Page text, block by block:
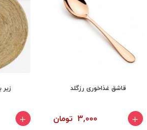
قاشق غذاخوری رزگلد
3,000 تومان